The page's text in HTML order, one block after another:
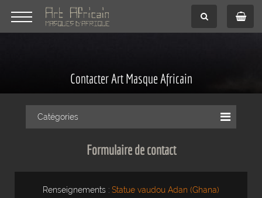
Contacter Art Masque Africain
Catégories
Formulaire de contact
Renseignements : Statue vaudou Adan (Ghana)